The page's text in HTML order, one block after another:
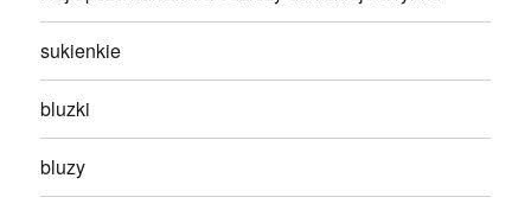
sukienkie
bluzki
bluzy